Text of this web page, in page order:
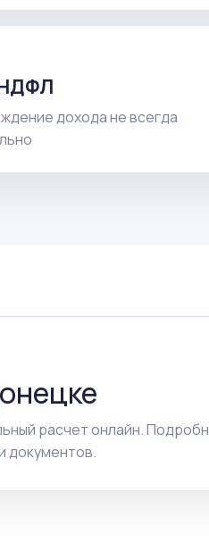
дохода не всегда
расчет онлайн.
документов.